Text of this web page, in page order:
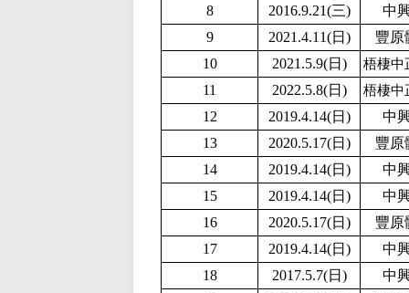
8
2016.9.21(三)
中
9
2021.4.11(日)
豐原
10
2021.5.9(日) 梧棲中
11 2022.5.8(日) 梧棲中
12 2019.4.14(日)
中
13
2020.5.17(日)
豐原
14
2019.4.14(日)
中
15
2019.4.14(日)
中
16
2020.5.17(日)
豐原
17
2019.4.14(日)
中
18
2017.5.7(日)
中